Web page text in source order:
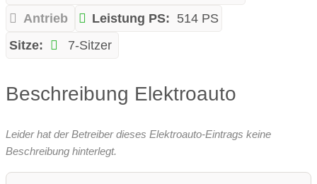
Antrieb
Leistung PS: 514 PS
Sitze:
7-Sitzer
Beschreibung Elektroauto
Leider hat der Betreiber dieses Elektroauto-Eintrags keine
Beschreibung hinterlegt.